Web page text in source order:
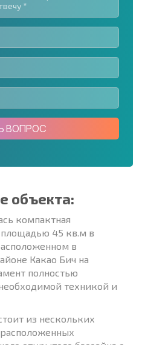
ВОПРОС
объекта:
компактная
площадью 45 кв.м в
в
Какао Бич на
полностью
техникой и
из нескольких